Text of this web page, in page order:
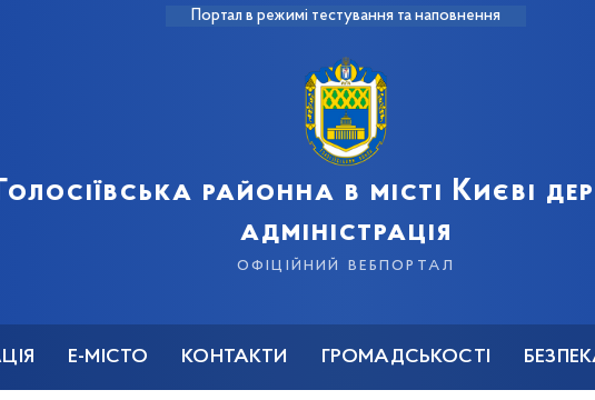
Портал в режимі тестування та наповнення
районна в місті Києві
адміністрація
офіційний вебпортал
Е-МІСТО КОНТАКТИ ГРОМАДСЬКОСТІ